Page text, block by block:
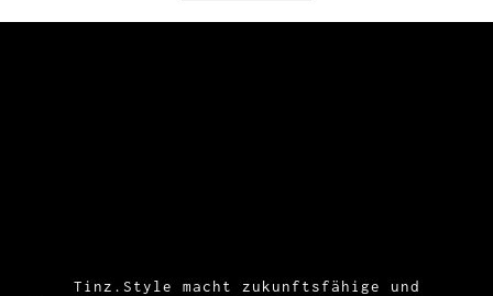
Tinz.Style macht zukunftsfähige und